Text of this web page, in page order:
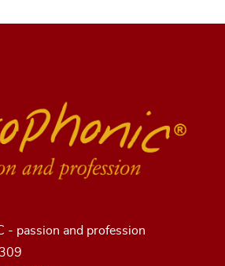
- passion and profession